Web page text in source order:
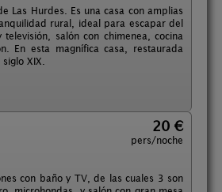
Las Hurdes. Es una casa con amplias
rural, ideal para escapar del
salón con chimenea, cocina
En esta magnífica casa, restaurada
XIX.
20 €
pers/noche
con baño y TV, de las cuales 3 son